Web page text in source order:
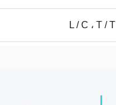
L / C ، T / T